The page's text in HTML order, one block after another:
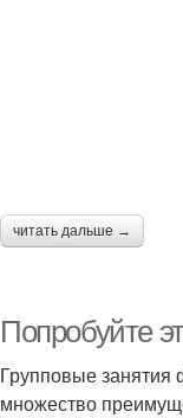
читать дальше →
Попробуйте
Групповые занятия
множество